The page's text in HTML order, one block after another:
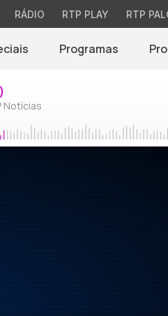
RÁDIO RTP PLAY RTP
Programas
Notícias